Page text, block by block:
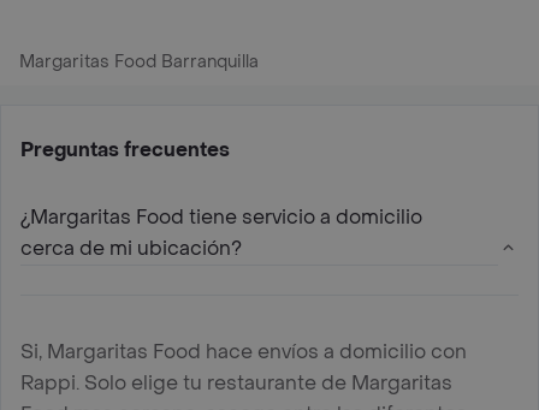
Margaritas Food Barranquilla
Preguntas frecuentes
¿Margaritas Food tiene servicio a domicilio
cerca de mi ubicación?
Si, Margaritas Food hace envíos a domicilio con
Rappi. Solo elige tu restaurante de Margaritas